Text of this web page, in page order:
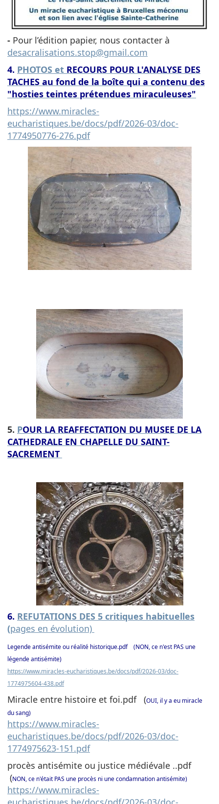
- Pour l’édition papier, nous contacter à
desacralisations.stop@gmail.com
4. PHOTOS et RECOURS POUR L'ANALYSE DES
TACHES au fond de la boîte qui a contenu des
"hosties teintes prétendues miraculeuses"
https://www.miracles-
eucharistiques.be/docs/pdf/2026-03/doc-
1774950776-276.pdf
5. POUR LA REAFFECTATION DU MUSEE DE LA
CATHEDRALE EN CHAPELLE DU SAINT-
SACREMENT
6. REFUTATIONS DES 5 critiques habituelles
(pages en évolution)
Legende antisémite ou réalité historique.pdf (NON, ce n'est PAS une
légende antisémite)
https://www.miracles-eucharistiques.be/docs/pdf/2026-03/doc-
1774975604-438.pdf
Miracle entre histoire et foi.pdf (OUI, il y a eu miracle
du sang)
https://www.miracles-
eucharistiques.be/docs/pdf/2026-03/doc-
1774975623-151.pdf
procès antisémite ou justice médiévale ..pdf
(NON, ce n'était PAS une procès ni une condamnation antisémite)
https://www.miracles-